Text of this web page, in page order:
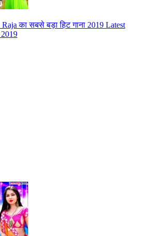
का सबसे बड़ा हिट गाना 2019 Latest